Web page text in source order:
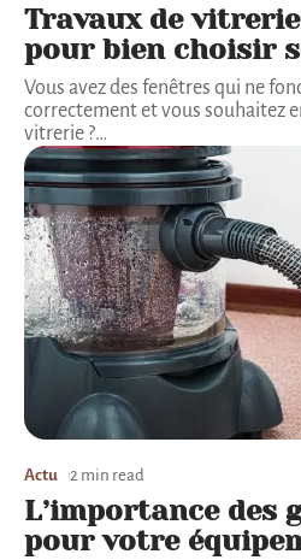
Travaux de
pour bien choisir
Vous avez des fenêtres qui ne
correctement et vous souhaitez
vitrerie ?…
Actu 2 min read
L’importance des
pour votre